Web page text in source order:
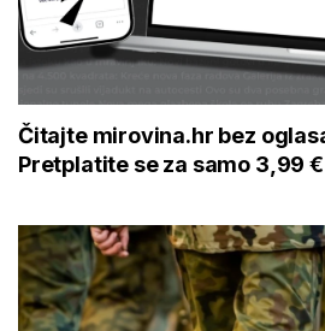
Čitajte mirovina.hr bez
Pretplatite se za samo 3,99